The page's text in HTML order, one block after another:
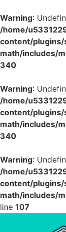
Warning:
/home/
content/
math/includes/
340
Warning:
/home/
content/
math/includes/
340
Warning:
/home/
content/
math/includes/
line 107